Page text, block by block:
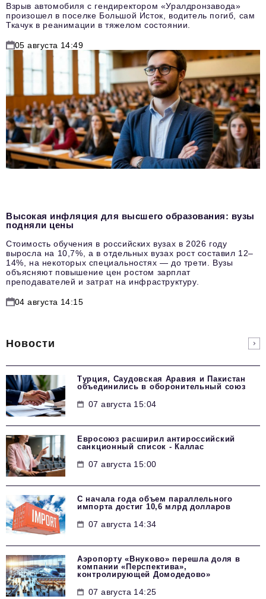
Взрыв автомобиля с гендиректором «Уралдронзавода»
произошел в поселке Большой Исток, водитель погиб, сам
Ткачук в реанимации в тяжелом состоянии.
05 августа 14:49
Высокая инфляция для высшего образования: вузы
подняли цены
Стоимость обучения в российских вузах в 2026 году
выросла на 10,7%, а в отдельных вузах рост составил 12–
14%, на некоторых специальностях — до трети. Вузы
объясняют повышение цен ростом зарплат
преподавателей и затрат на инфраструктуру.
04 августа 14:15
Новости
Турция, Саудовская Аравия и Пакистан
объединились в оборонительный союз
07 августа 15:04
Евросоюз расширил антироссийский
санкционный список - Каллас
07 августа 15:00
С начала года объем параллельного
импорта достиг 10,6 млрд долларов
07 августа 14:34
Аэропорту «Внуково» перешла доля в
компании «Перспектива»,
контролирующей Домодедово»
07 августа 14:25